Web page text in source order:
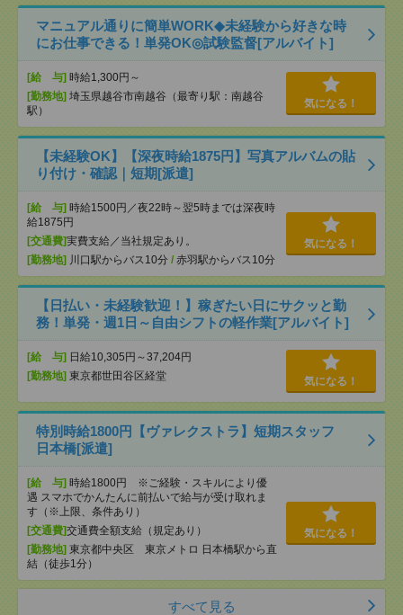
マニュアル通りに簡単WORK◆未経験から好きな時
にお仕事できる！単発OK◎試験監督[アルバイト]
[給 与] 時給1,300円～
[勤務地] 埼玉県越谷市南越谷（最寄り駅：南越谷
駅）
気になる！
【未経験OK】【深夜時給1875円】写真アルバムの貼
り付け・確認｜短期[派遣]
[給 与] 時給1500円／夜22時～翌5時までは深夜時
給1875円
[交通費]実費支給／当社規定あり。
[勤務地] 川口駅からバス10分 / 赤羽駅からバス10分
気になる！
【日払い・未経験歓迎！】稼ぎたい日にサクッと勤
務！単発・週1日～自由シフトの軽作業[アルバイト]
[給 与] 日給10,305円～37,204円
[勤務地] 東京都世田谷区経堂 気になる！
特別時給1800円【ヴァレクストラ】短期スタッフ
日本橋[派遣]
[給 与] 時給1800円 ※ご経験・スキルにより優
遇 スマホでかんたんに前払いで給与が受け取れま
す（※上限、条件あり）
[交通費]交通費全額支給（規定あり）
[勤務地] 東京都中央区 東京メトロ 日本橋駅から直
結（徒歩1分）
気になる！
すべて見る